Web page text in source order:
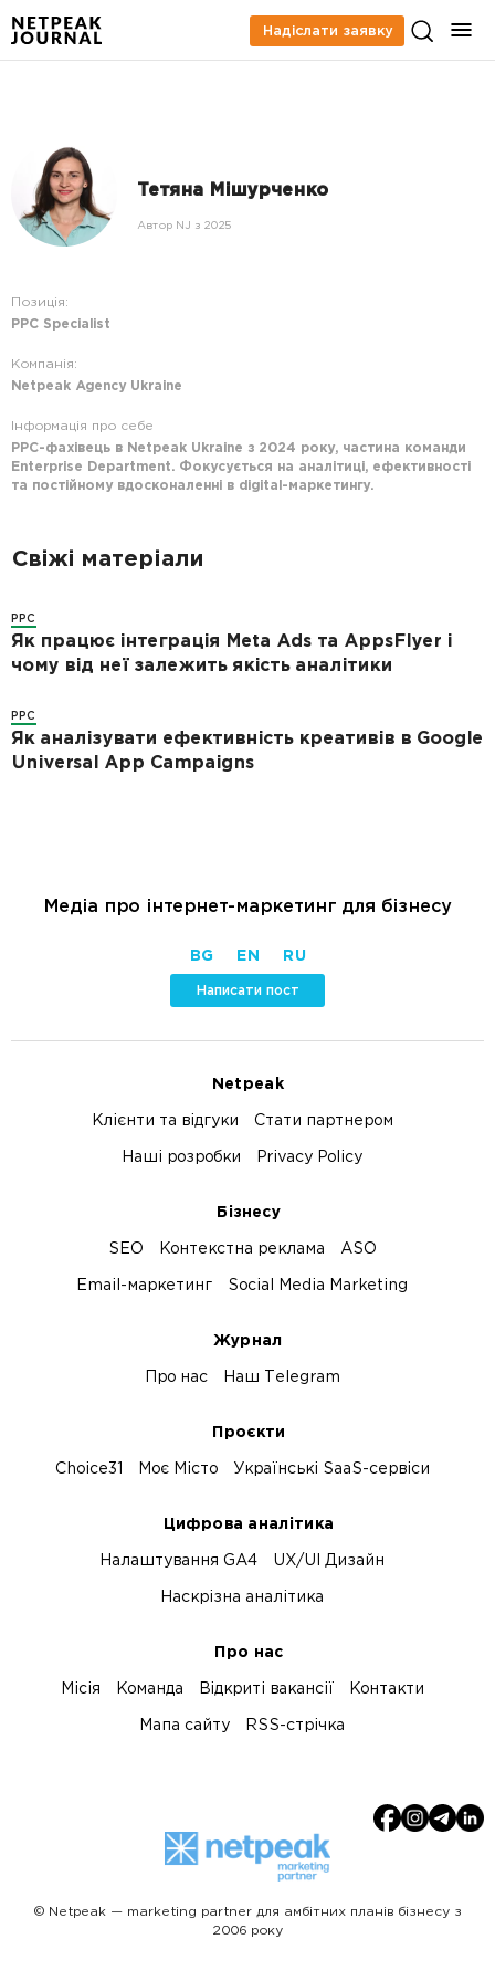
Надіслати заявку
Тетяна Мішурченко
Автор NJ з 2025
Позиція:
PPC Specialist
Компанія:
Netpeak Agency Ukraine
Інформація про себе
PPC-фахівець в Netpeak Ukraine з 2024 року, частина команди
Enterprise Department. Фокусується на аналітиці, ефективності
та постійному вдосконаленні в digital-маркетингу.
Свіжі матеріали
PPC
Як працює інтеграція Meta Ads та AppsFlyer і
чому від неї залежить якість аналітики
PPC
Як аналізувати ефективність креативів в Google
Universal App Campaigns
Медіа про інтернет-маркетинг для бізнесу
BG EN RU
Написати пост
Netpeak
Клієнти та відгуки Стати партнером
Наші розробки Privacy Policy
Бізнесу
SEO Контекстна реклама ASO
Email-маркетинг Social Media Marketing
Журнал
Про нас Наш Telegram
Проєкти
Choice31 Моє Місто Українські SaaS-сервіси
Цифрова аналітика
Налаштування GA4 UX/UI Дизайн
Наскрізна аналітика
Про нас
Місія Команда Відкриті вакансії Контакти
Мапа сайту RSS-стрічка
© Netpeak — marketing partner для амбітних планів бізнесу з
2006 року